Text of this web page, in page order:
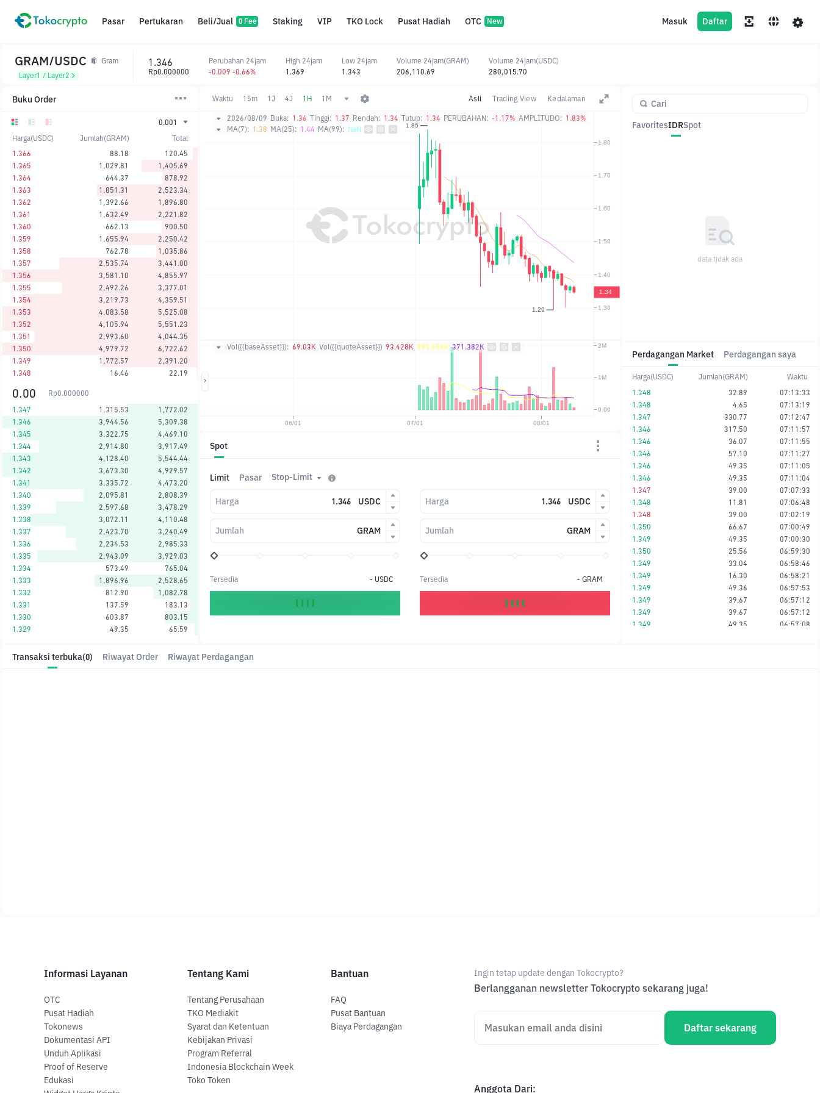
Pasar Pertukaran Beli/Jual 0 Fee Staking VIP TKO Lock Pusat Hadiah OTC New Masuk Daftar
Buku Order
0.001
Harga(USDC)
Jumlah(GRAM)
Total
1.366
88.18
120.45
1.365
1,029.81
1,405.69
1.364
644.37
878.92
1.363
1,851.31
2,523.34
1.362
1,392.66
1,896.80
1.361
1,632.49
2,221.82
1.360
662.13
900.50
1.359
1,655.94
2,250.42
1.358
762.78
1,035.86
1.357
2,535.74
3,441.00
1.356
3,581.10
4,855.97
1.355
2,492.26
3,377.01
1.354
3,219.73
4,359.51
1.353
4,083.58
5,525.08
1.352
4,105.94
5,551.23
1.351
2,993.60
4,044.35
1.350
4,979.72
6,722.62
1.349
1,772.57
2,391.20
1.348
16.46 22.19
0.00 Rp0.000000
1.347
1,315.53
1,772.02
1.346
3,944.56
5,309.38
1.345
3,322.75
4,469.10
1.344
2,914.80
3,917.49
1.343
4,128.40
5,544.44
1.342
3,673.30
4,929.57
1.341
3,335.72
4,473.20
1.340
2,095.81
2,808.39
1.339
2,597.68
3,478.29
1.338
3,072.11
4,110.48
1.337
2,423.70
3,240.49
1.336
2,234.53
2,985.33
1.335
2,943.09
3,929.03
1.334
573.49
765.04
1.333
1,896.96
2,528.65
1.332
812.90
1,082.78
1.331
137.59
183.13
1.330
603.87
803.15
1.329
49.35 65.59
Waktu 15m 1J 4J 1H 1M Asli Trading View Kedalaman
2026/08/09 Buka: 1.36 Tinggi: 1.37 Rendah: 1.34 Tutup: 1.34 PERUBAHAN: -1.17% AMPLITUDO: 1.83%
MA(7): 1.38 MA(25): 1.44 MA(99): NaN
Vol({{baseAsset}}): 69.03K Vol({{quoteAsset}}) 93.428K 393.456K 371.382K
GRAM/USDC
Gram
Layer1 / Layer2
1.346
Rp0.000000
Perubahan 24jam
-0.009 -0.66%
High 24jam
1.369
Low 24jam
1.343
Volume 24jam(GRAM)
206,110.69
Volume 24jam(USDC)
280,015.70
Spot
Limit Pasar Stop-Limit
Harga USDC
Jumlah GRAM
Tersedia - USDC
Harga USDC
Jumlah GRAM
Tersedia - GRAM
Perdagangan Market Perdagangan saya
Harga(USDC) Jumlah(GRAM)
Waktu
1.348
32.89
07:13:33
1.348
4.65
07:13:19
1.347
330.77
07:12:47
1.346
317.50
07:11:57
1.346
36.07
07:11:55
1.346
57.10
07:11:27
1.346
49.35
07:11:05
1.346
49.35
07:11:04
1.347
39.00
07:07:33
1.348
11.81
07:06:48
1.348
39.00
07:02:19
1.350
66.67
07:00:49
1.349
49.35
07:00:30
1.350
25.56
06:59:30
1.349
33.04
06:58:46
1.349
16.30
06:58:21
1.349
49.36
06:57:53
1.349
39.67
06:57:12
1.349
39.67
06:57:12
1.349
49.35
06:57:08
FavoritesIDRSpot
data tidak ada
Transaksi terbuka(0) Riwayat Order Riwayat Perdagangan
Informasi Layanan
OTC
Pusat Hadiah
Tokonews
Dokumentasi API
Unduh Aplikasi
Proof of Reserve
Edukasi
Tentang Kami
Tentang Perusahaan
TKO Mediakit
Syarat dan Ketentuan
Kebijakan Privasi
Program Referral
Indonesia Blockchain Week
Toko Token
Bantuan
FAQ
Pusat Bantuan
Biaya Perdagangan
Ingin tetap update dengan Tokocrypto?
Berlangganan newsletter Tokocrypto sekarang juga!
Daftar sekarang
Anggota Dari: